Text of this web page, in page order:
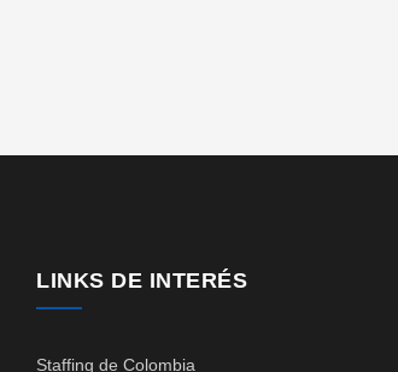
LINKS DE INTERÉS
Staffing de Colombia